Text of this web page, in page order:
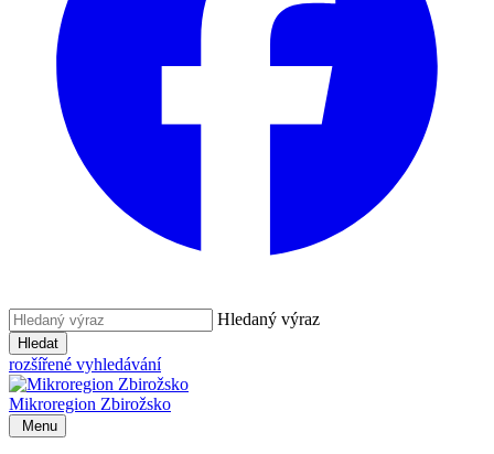
Hledaný výraz
Hledat
rozšířené vyhledávání
Mikroregion Zbirožsko
Menu